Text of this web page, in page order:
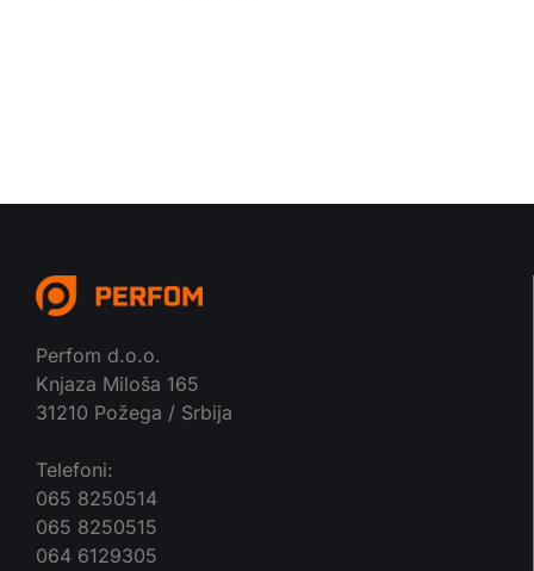
Perfom d.o.o.
Knjaza Miloša 165
31210 Požega / Srbija
Telefoni:
065 8250514
065 8250515
064 6129305